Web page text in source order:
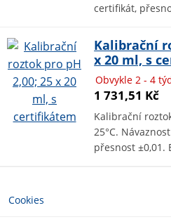
certifikát,
Kalibrační
x 20 ml, s
Obvykle 2 - 4
1 731,51 Kč
Kalibrační
25°C.
přesnost ±0,01.
Cookies